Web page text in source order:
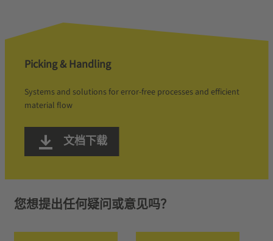
Picking & Handling
Systems and solutions for error-free processes and efficient
material flow
文档下载
您想提出任何疑问或意见吗？